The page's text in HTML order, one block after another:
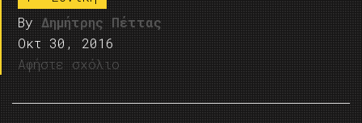
By Δημήτρης Πέττας
Οκτ 30, 2016
Αφήστε σχόλιο